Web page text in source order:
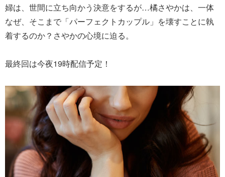
婦は、世間に立ち向かう決意をするが…橘さやかは、一体
なぜ、そこまで「パーフェクトカップル」を壊すことに執
着するのか？さやかの心境に迫る。
最終回は今夜19時配信予定！